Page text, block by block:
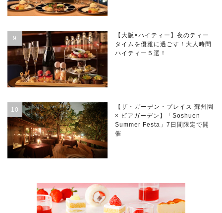
【大阪×ハイティー】夜のティー
タイムを優雅に過ごす！大人時間
ハイティー５選！
【ザ・ガーデン・プレイス 蘇州園
× ビアガーデン】「Soshuen
Summer Festa」7日間限定で開
催